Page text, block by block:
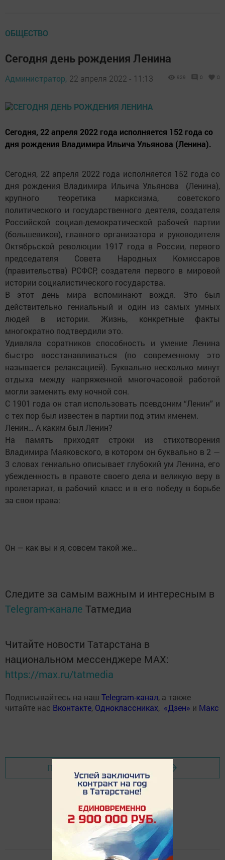
ОБЩЕСТВО
Сегодня день рождения Ленина
Администратор, 22 апреля 2022 - 11:13 929 0 0
Сегодня, 22 апреля 2022 года исполняется 152 года со
дня рождения Владимира Ильича Ульянова (Ленина).
Сегодня, 22 апреля 2022 года исполняется 152 года со
дня рождения Владимира Ильича Ульянова (Ленина),
крупного теоретика марксизма, советского
политического и государственного деятеля, создателя
Российской социал-демократической рабочей партии
(большевиков), главного организатора и руководителя
Октябрьской революции 1917 года в России, первого
председателя Совета Народных Комиссаров
(правительства) РСФСР, создателя первого в мировой
истории социалистического государства.
В этот день мира вспоминают вождя. Это был
действительно гениальный и один из самых умных
людей в истории. Жизнь, конкретные факты
многократно подтвердили это.
Удивляла соратников способность и умение Ленина
быстро восстанавливаться (по современному это
называется релаксацией). Буквально несколько минут
отдыха между напряженной многочасовой работой
могли заменить ему ночной сон.
С 1901 года он стал использовать псевдоним “Ленин” и
с тех пор был известен в партии под этим именем.
Ленин… А каким был Ленин?
На память приходят строки из стихотворения
Владимира Маяковского, в котором он буквально в 2 —
3 словах гениально описывает глубокий ум Ленина, его
убежденность в правоте своего дела и великую веру в
пролетариат, в рабочий класс и в его победу в борьбе
за свои права:
Он — как вы и я, совсем такой же…
Следите за самым важным и интересным в
Telegram-канале Татмедиа
Читайте новости Татарстана в
национальном мессенджере MАХ:
https://max.ru/tatmedia
Подписывайтесь на наш Telegram-канал, а также
читайте нас Вконтакте, Одноклассниках, «Дзен» и Макс
Перейти на страницу новости